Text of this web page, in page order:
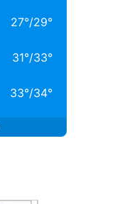
27°/29°
31°/33°
33°/34°